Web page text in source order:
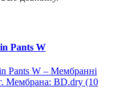
Pants W